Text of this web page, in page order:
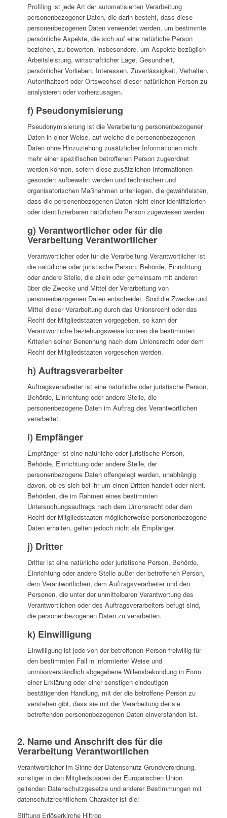
Profiling ist jede Art der automatisierten Verarbeitung
personenbezogener Daten, die darin besteht, dass diese
personenbezogenen Daten verwendet werden, um bestimmte
persönliche Aspekte, die sich auf eine natürliche Person
beziehen, zu bewerten, insbesondere, um Aspekte bezüglich
Arbeitsleistung, wirtschaftlicher Lage, Gesundheit,
persönlicher Vorlieben, Interessen, Zuverlässigkeit, Verhalten,
Aufenthaltsort oder Ortswechsel dieser natürlichen Person zu
analysieren oder vorherzusagen.
f) Pseudonymisierung
Pseudonymisierung ist die Verarbeitung personenbezogener
Daten in einer Weise, auf welche die personenbezogenen
Daten ohne Hinzuziehung zusätzlicher Informationen nicht
mehr einer spezifischen betroffenen Person zugeordnet
werden können, sofern diese zusätzlichen Informationen
gesondert aufbewahrt werden und technischen und
organisatorischen Maßnahmen unterliegen, die gewährleisten,
dass die personenbezogenen Daten nicht einer identifizierten
oder identifizierbaren natürlichen Person zugewiesen werden.
g) Verantwortlicher oder für die
Verarbeitung Verantwortlicher
Verantwortlicher oder für die Verarbeitung Verantwortlicher ist
die natürliche oder juristische Person, Behörde, Einrichtung
oder andere Stelle, die allein oder gemeinsam mit anderen
über die Zwecke und Mittel der Verarbeitung von
personenbezogenen Daten entscheidet. Sind die Zwecke und
Mittel dieser Verarbeitung durch das Unionsrecht oder das
Recht der Mitgliedstaaten vorgegeben, so kann der
Verantwortliche beziehungsweise können die bestimmten
Kriterien seiner Benennung nach dem Unionsrecht oder dem
Recht der Mitgliedstaaten vorgesehen werden.
h) Auftragsverarbeiter
Auftragsverarbeiter ist eine natürliche oder juristische Person,
Behörde, Einrichtung oder andere Stelle, die
personenbezogene Daten im Auftrag des Verantwortlichen
verarbeitet.
i) Empfänger
Empfänger ist eine natürliche oder juristische Person,
Behörde, Einrichtung oder andere Stelle, der
personenbezogene Daten offengelegt werden, unabhängig
davon, ob es sich bei ihr um einen Dritten handelt oder nicht.
Behörden, die im Rahmen eines bestimmten
Untersuchungsauftrags nach dem Unionsrecht oder dem
Recht der Mitgliedstaaten möglicherweise personenbezogene
Daten erhalten, gelten jedoch nicht als Empfänger.
j) Dritter
Dritter ist eine natürliche oder juristische Person, Behörde,
Einrichtung oder andere Stelle außer der betroffenen Person,
dem Verantwortlichen, dem Auftragsverarbeiter und den
Personen, die unter der unmittelbaren Verantwortung des
Verantwortlichen oder des Auftragsverarbeiters befugt sind,
die personenbezogenen Daten zu verarbeiten.
k) Einwilligung
Einwilligung ist jede von der betroffenen Person freiwillig für
den bestimmten Fall in informierter Weise und
unmissverständlich abgegebene Willensbekundung in Form
einer Erklärung oder einer sonstigen eindeutigen
bestätigenden Handlung, mit der die betroffene Person zu
verstehen gibt, dass sie mit der Verarbeitung der sie
betreffenden personenbezogenen Daten einverstanden ist.
2. Name und Anschrift des für die
Verarbeitung Verantwortlichen
Verantwortlicher im Sinne der Datenschutz-Grundverordnung,
sonstiger in den Mitgliedstaaten der Europäischen Union
geltenden Datenschutzgesetze und anderer Bestimmungen mit
datenschutzrechtlichem Charakter ist die:
Stiftung Erlöserkirche Hiltrop